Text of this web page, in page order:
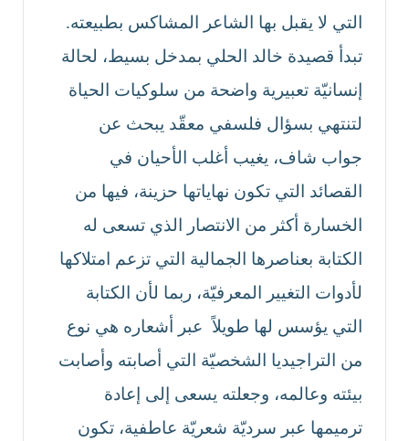
التي لا يقبل بها الشاعر المشاكس بطبيعته.
تبدأ قصيدة خالد الحلي بمدخل بسيط، لحالة
إنسانيّة تعبيرية واضحة من سلوكيات الحياة
لتنتهي بسؤال فلسفي معقّد يبحث عن
جواب شاف، يغيب أغلب الأحيان في
القصائد التي تكون نهاياتها حزينة، فيها من
الخسارة أكثر من الانتصار الذي تسعى له
الكتابة بعناصرها الجمالية التي تزعم امتلاكها
لأدوات التغيير المعرفيّة، ربما لأن الكتابة
التي يؤسس لها طويلاً عبر أشعاره هي نوع
من التراجيديا الشخصيّة التي أصابته وأصابت
بيئته وعالمه، وجعلته يسعى إلى إعادة
ترميمها عبر سرديّة شعريّة عاطفية، تكون